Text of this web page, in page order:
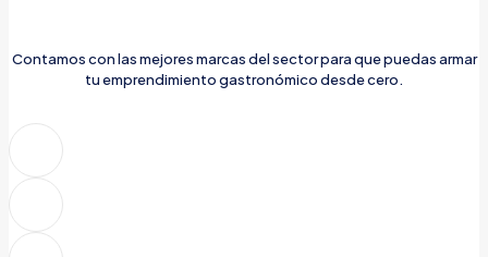
Contamos con las mejores marcas del sector para que puedas armar
tu emprendimiento gastronómico desde cero.